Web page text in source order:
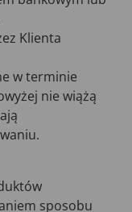
Klienta
w terminie
nie wiążą
sposobu